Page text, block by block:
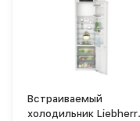
Встраиваемый
холодильник Liebherr